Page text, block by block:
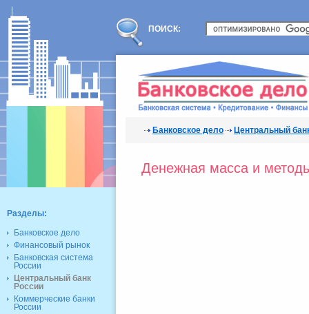
ПОИСК:
Банковское дело Центральный
Денежная масса и
Разделы:
Банковское дело
Финансовый рынок
Банковская система
России
Центральный банк
России
Коммерческие банки
России